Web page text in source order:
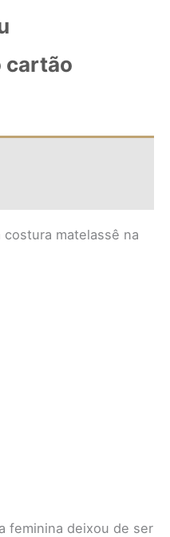
cartão
matelassê na
feminina deixou de ser